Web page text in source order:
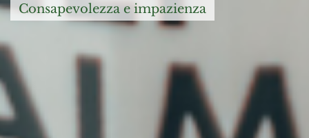
consapevolezza e impazienza